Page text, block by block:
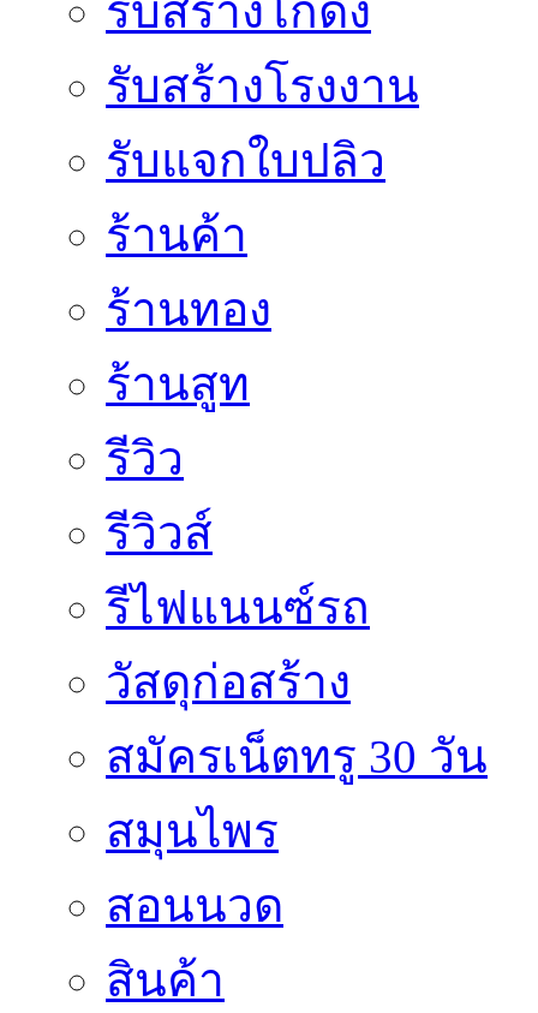
รับสร้างโกดัง
รับสร้างโรงงาน
รับแจกใบปลิว
ร้านค้า
ร้านทอง
ร้านสูท
รีวิว
รีวิวส์
รีไฟแนนซ์รถ
วัสดุก่อสร้าง
สมัครเน็ตทรู 30 วัน
สมุนไพร
สอนนวด
สินค้า